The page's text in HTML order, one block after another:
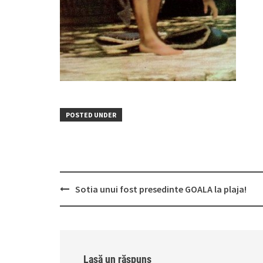
POSTED UNDER
PostSotia unui fost presedinte GOALA la plaja!
Lasă un răspuns